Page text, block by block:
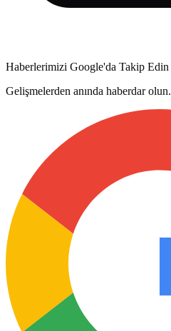
Haberlerimizi Google'da Takip Edin
Gelişmelerden anında haberdar olun.